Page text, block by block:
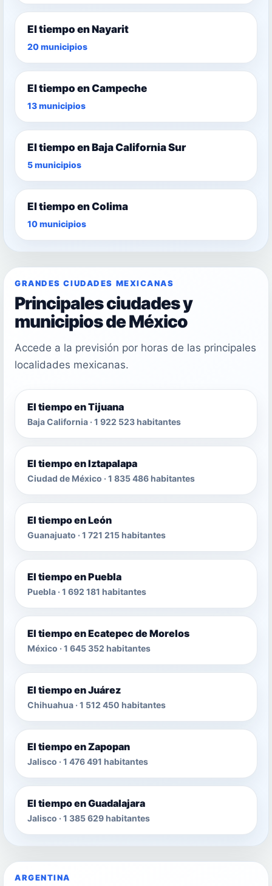
El tiempo en Nayarit
20 municipios
El tiempo en Campeche
13 municipios
El tiempo en Baja California Sur
5 municipios
El tiempo en Colima
10 municipios
GRANDES CIUDADES MEXICANAS
Principales ciudades y
municipios de México
Accede a la previsión por horas de las principales
localidades mexicanas.
El tiempo en Tijuana
Baja California · 1 922 523 habitantes
El tiempo en Iztapalapa
Ciudad de México · 1 835 486 habitantes
El tiempo en León
Guanajuato · 1 721 215 habitantes
El tiempo en Puebla
Puebla · 1 692 181 habitantes
El tiempo en Ecatepec de Morelos
México · 1 645 352 habitantes
El tiempo en Juárez
Chihuahua · 1 512 450 habitantes
El tiempo en Zapopan
Jalisco · 1 476 491 habitantes
El tiempo en Guadalajara
Jalisco · 1 385 629 habitantes
ARGENTINA